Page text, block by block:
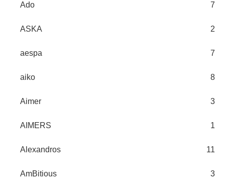
Ado 7
ASKA 2
aespa 7
aiko 8
Aimer 3
AIMERS 1
Alexandros 11
AmBitious 3